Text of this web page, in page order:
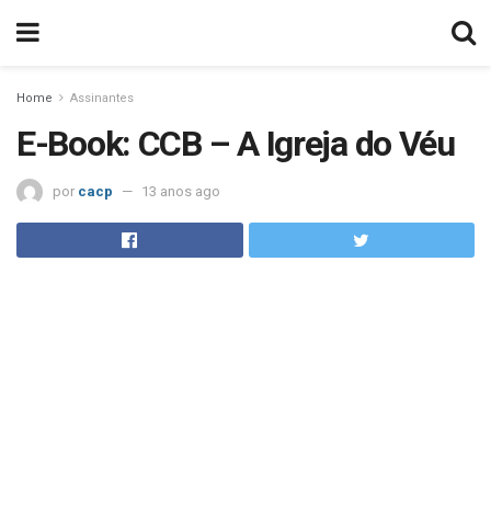
Home Assinantes
E-Book: CCB – A Igreja do Véu
por cacp 13 anos ago